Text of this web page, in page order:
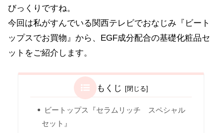
びっくりですね。
今回は私がすんでいる関西テレビでおなじみ『ビート
ップスでお買物』から、EGF成分配合の基礎化粧品セ
ットをご紹介します。
もくじ
ビートップス『セラムリッチ スペシャル
セット』